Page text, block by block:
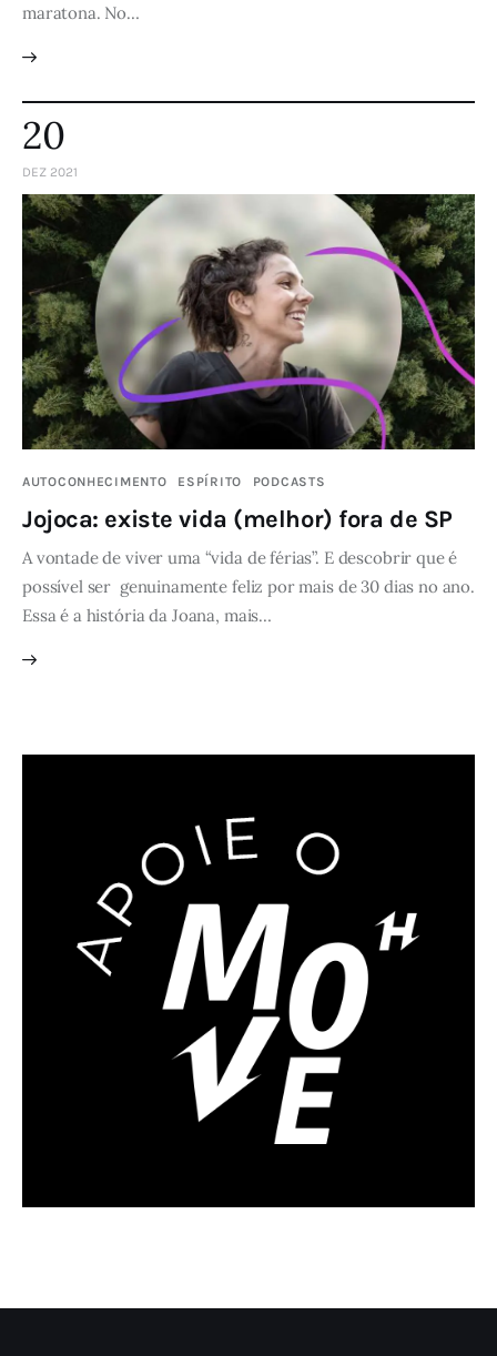
maratona. No…
20
DEZ 2021
AUTOCONHECIMENTO ESPÍRITO PODCASTS
Jojoca: existe vida (melhor) fora de SP
A vontade de viver uma “vida de férias”. E descobrir que é
possível ser genuinamente feliz por mais de 30 dias no ano.
Essa é a história da Joana, mais…